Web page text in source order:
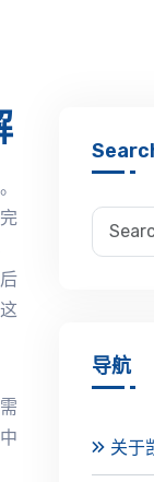
导航
关于